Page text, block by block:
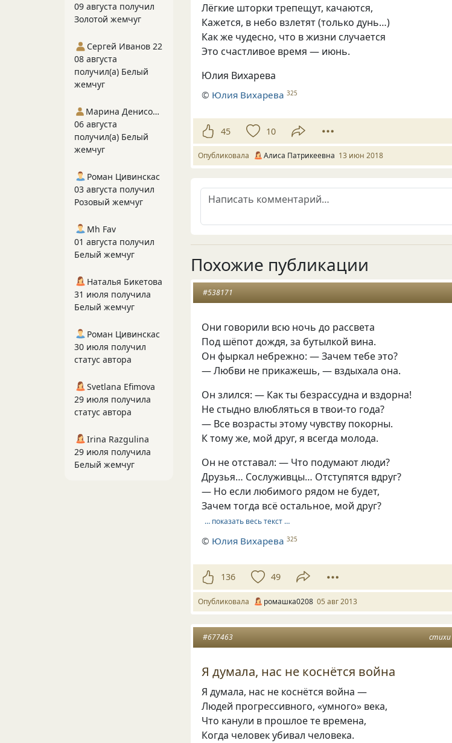
Лёгкие шторки трепещут, качаются,
Кажется, в небо взлетят(только дунь…)
Как же чудесно, что в жизни случается
Это счастливое время — июнь.
Юлия Вихарева
© Юлия Вихарева 325
45 10
Опубликовала Алиса Патрикеевна 13 июн 2018
Похожие публикации
#538171
Они говорили всю ночь до рассвета
Под шёпот дождя, за бутылкой вина.
Он фыркал небрежно: — Зачем тебе это?
— Любви не прикажешь, — вздыхала она.
Он злился: — Как ты безрассудна и вздорна!
Не стыдно влюбляться в твои-то года?
— Все возрасты этому чувству покорны.
К тому же, мой друг, я всегда молода.
Он не отставал: — Что подумают люди?
Друзья… Сослуживцы… Отступятся вдруг?
— Но если любимого рядом не будет,
Зачем тогда всё остальное, мой друг?
… показать весь текст …
© Юлия Вихарева 325
136 49
Опубликовала ромашка0208 05 авг 2013
стихи
#677463
Я думала, нас не коснётся война
Я думала, нас не коснётся война —
Людей прогрессивного, «умного» века,
Что канули в прошлое те времена,
Когда человек убивал человека.
09 августа получил
Золотой жемчуг
Сергей Иванов 22
08 августа
получил(а) Белый
жемчуг
Марина Денисова 5
06 августа
получил(а) Белый
жемчуг
Роман Цивинскас
03 августа получил
Розовый жемчуг
Mh Fav
01 августа получил
Белый жемчуг
Наталья Бикетова
31 июля получила
Белый жемчуг
Роман Цивинскас
30 июля получил
статус автора
Svetlana Efimova
29 июля получила
статус автора
Irina Razgulina
29 июля получила
Белый жемчуг